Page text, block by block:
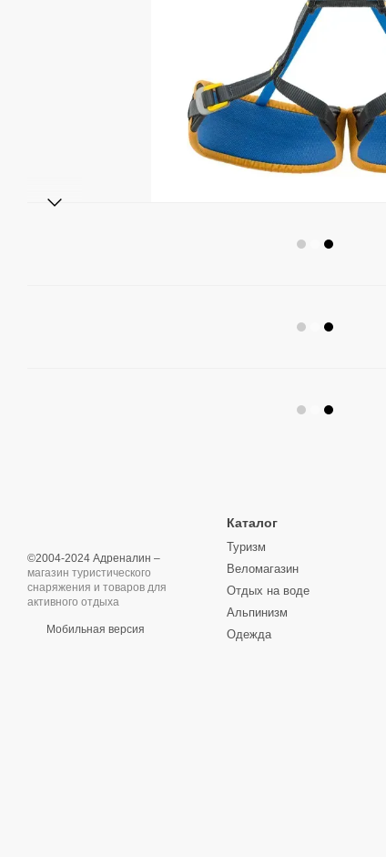
©2004-2024 Адреналин –
магазин туристического
снаряжения и товаров для
активного отдыха
Мобильная версия
Каталог
Туризм
Веломагазин
Отдых на воде
Альпинизм
Одежда